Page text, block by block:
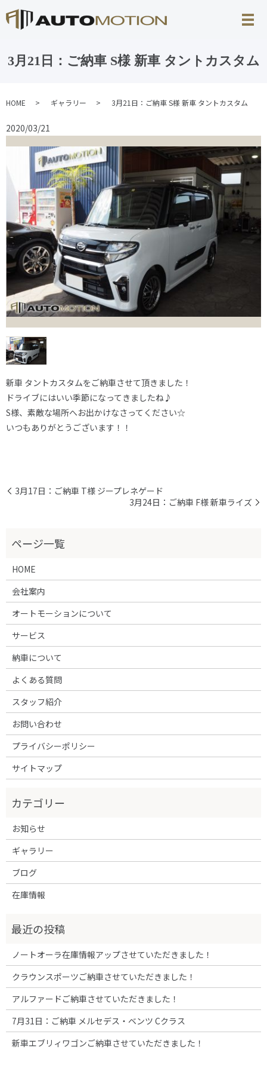
3月21日：ご納車 S様 新車 タントカスタム
HOME ギャラリー 3月21日：ご納車 S様 新車 タントカスタム
2020/03/21
新車 タントカスタムをご納車させて頂きました！
ドライブにはいい季節になってきましたね♪
S様、素敵な場所へお出かけなさってください☆
いつもありがとうございます！！
3月17日：ご納車 T様 ジープレネゲード
3月24日：ご納車 F様 新車ライズ
HOME
会社案内
オートモーションについて
サービス
納車について
よくある質問
スタッフ紹介
お問い合わせ
プライバシーポリシー
サイトマップ
お知らせ
ギャラリー
ブログ
在庫情報
ノートオーラ在庫情報アップさせていただきました！
クラウンスポーツご納車させていただきました！
アルファードご納車させていただきました！
7月31日：ご納車 メルセデス・ベンツ Cクラス
新車エブリィワゴンご納車させていただきました！